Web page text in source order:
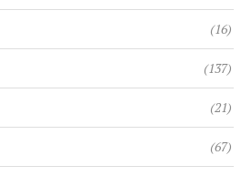
(16)
(137)
(21)
(67)